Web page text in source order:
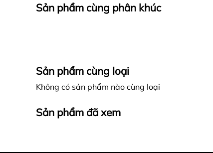
Sản phẩm cùng phân khúc
Sản phẩm cùng loại
Không có sản phẩm nào cùng loại
Sản phẩm đã xem